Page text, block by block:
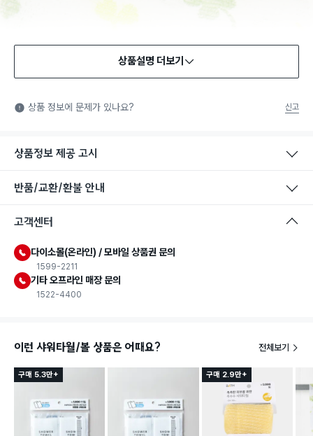
상품설명 더보기
상품 정보에 문제가 있나요? 신고
상품정보 제공 고시
반품/교환/환불 안내
고객센터
다이소몰(온라인) / 모바일 상품권 문의
1599-2211
기타 오프라인 매장 문의
1522-4400
이런 샤워타월/볼 상품은 어때요? 전체보기
구매 5.3만+ 구매 2.9만+